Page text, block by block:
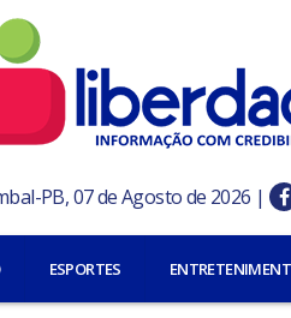
PB, 07 de Agosto de 2026 |
ESPORTES